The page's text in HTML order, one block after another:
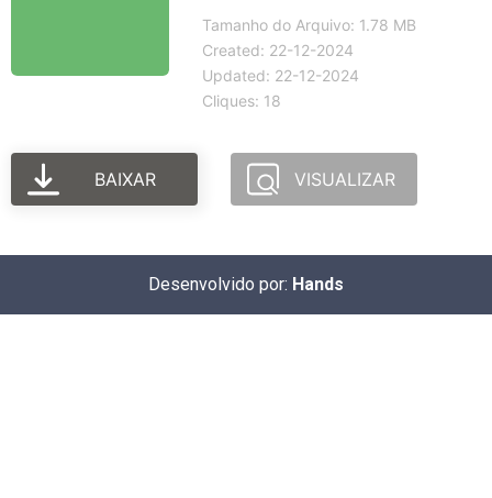
Tamanho do Arquivo: 1.78 MB
Created: 22-12-2024
Updated: 22-12-2024
Cliques: 18
BAIXAR VISUALIZAR
Desenvolvido por: Hands